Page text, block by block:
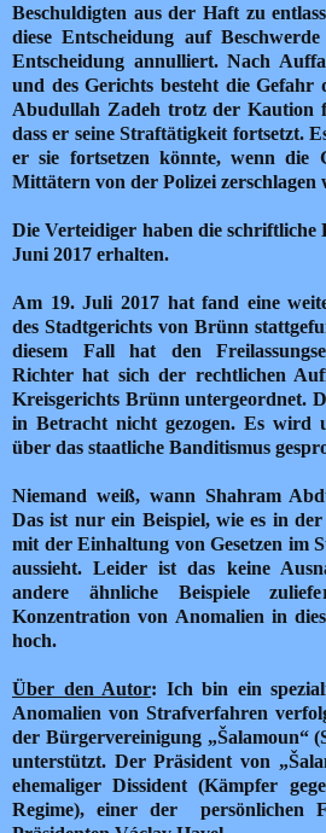
Beschuldigten aus der Haft zu
diese Entscheidung auf
Entscheidung annulliert. Nach
und des Gerichts besteht die
Abudullah Zadeh trotz der Kaution
dass er seine Straftätigkeit fortsetzt.
er sie fortsetzen könnte, wenn die
Mittätern von der Polizei zerschlagen
Die Verteidiger haben die schriftliche
Juni 2017 erhalten.
Am 19. Juli 2017 hat fand eine
des Stadtgerichts von Brünn
diesem Fall hat den
Richter hat sich der rechtlichen
Kreisgerichts Brünn untergeordnet.
in Betracht nicht gezogen. Es wird
über das staatliche Banditismus
Niemand weiß, wann Shahram
Das ist nur ein Beispiel, wie es in
mit der Einhaltung von Gesetzen im
aussieht. Leider ist das keine
andere ähnliche Beispiele
Konzentration von Anomalien in
hoch.
Über den Autor: Ich bin ein
Anomalien von Strafverfahren
der Bürgervereinigung „Šalamoun“
unterstützt. Der Präsident von
ehemaliger Dissident (Kämpfer
Regime), einer der persönlichen